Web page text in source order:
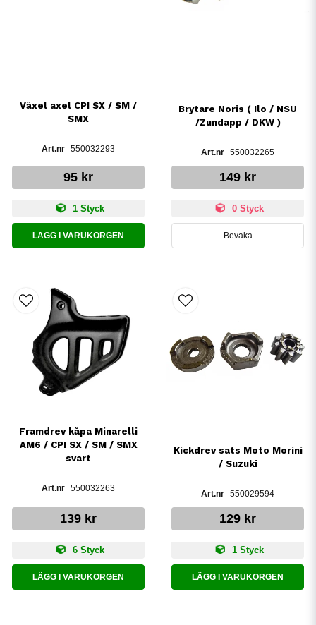
Växel axel CPI SX / SM /
SMX
550032293
95 kr
1 Styck
LÄGG I VARUKORGEN
Brytare Noris ( Ilo / NSU
/Zundapp / DKW )
550032265
149 kr
0 Styck
Bevaka
Framdrev kåpa Minarelli
AM6 / CPI SX / SM / SMX
svart
550032263
139 kr
6 Styck
LÄGG I VARUKORGEN
Kickdrev sats Moto Morini
/ Suzuki
550029594
129 kr
1 Styck
LÄGG I VARUKORGEN